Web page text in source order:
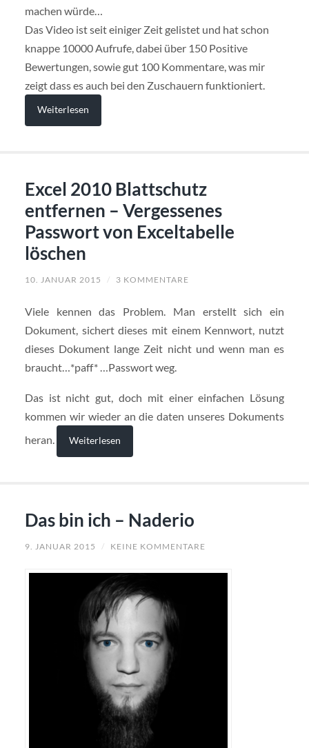
machen würde…
Das Video ist seit einiger Zeit gelistet und hat schon
knappe 10000 Aufrufe, dabei über 150 Positive
Bewertungen, sowie gut 100 Kommentare, was mir
zeigt dass es auch bei den Zuschauern funktioniert.
Weiterlesen
Excel 2010 Blattschutz
entfernen – Vergessenes
Passwort von Exceltabelle
löschen
10. JANUAR 2015 / 3 KOMMENTARE
Viele kennen das Problem. Man erstellt sich ein
Dokument, sichert dieses mit einem Kennwort, nutzt
dieses Dokument lange Zeit nicht und wenn man es
braucht…*paff* …Passwort weg.
Das ist nicht gut, doch mit einer einfachen Lösung
kommen wir wieder an die daten unseres Dokuments
heran.
Weiterlesen
Das bin ich – Naderio
9. JANUAR 2015 / KEINE KOMMENTARE